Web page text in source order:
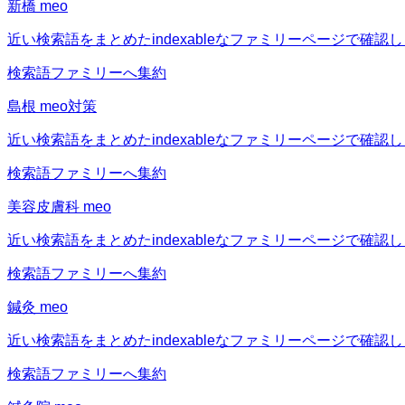
新橋 meo
近い検索語をまとめたindexableなファミリーページで確認し
検索語ファミリーへ集約
島根 meo対策
近い検索語をまとめたindexableなファミリーページで確認し
検索語ファミリーへ集約
美容皮膚科 meo
近い検索語をまとめたindexableなファミリーページで確認し
検索語ファミリーへ集約
鍼灸 meo
近い検索語をまとめたindexableなファミリーページで確認し
検索語ファミリーへ集約